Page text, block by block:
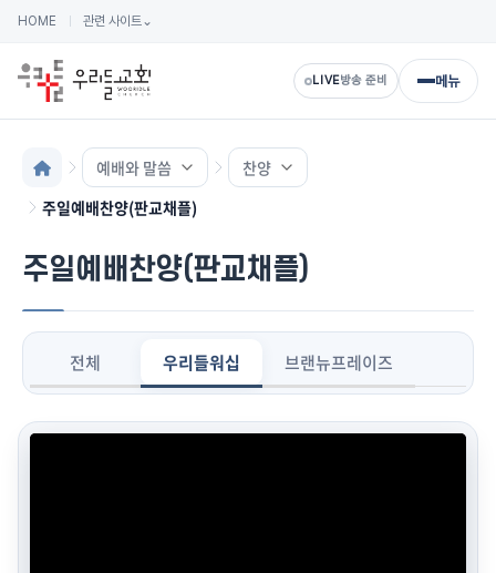
HOME 관련 사이트⌄
LIVE방송 준비 메뉴
예배와 말씀
찬양
주일예배찬양(판교채플)
주일예배찬양(판교채플)
전체 우리들워십 브랜뉴프레이즈